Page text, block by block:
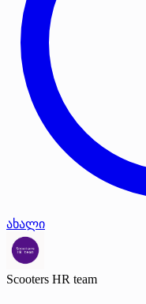
ახალი
Scooters HR team